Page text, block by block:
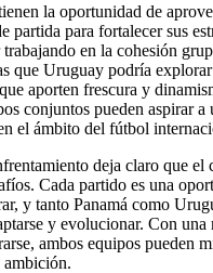
la oportunidad de
partida para fortalecer sus
en la cohesión
que Uruguay podría
aporten frescura y
conjuntos pueden aspirar a
el ámbito del fútbol
deja claro que el
Cada partido es una
y tanto Panamá como
y evolucionar. Con
ambos equipos pueden